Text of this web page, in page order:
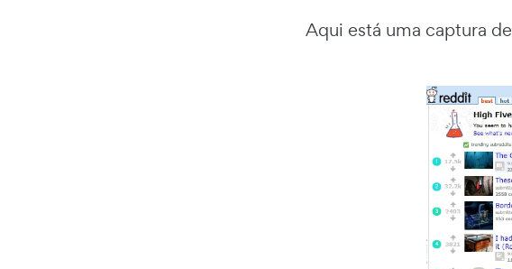
Aqui está uma captura